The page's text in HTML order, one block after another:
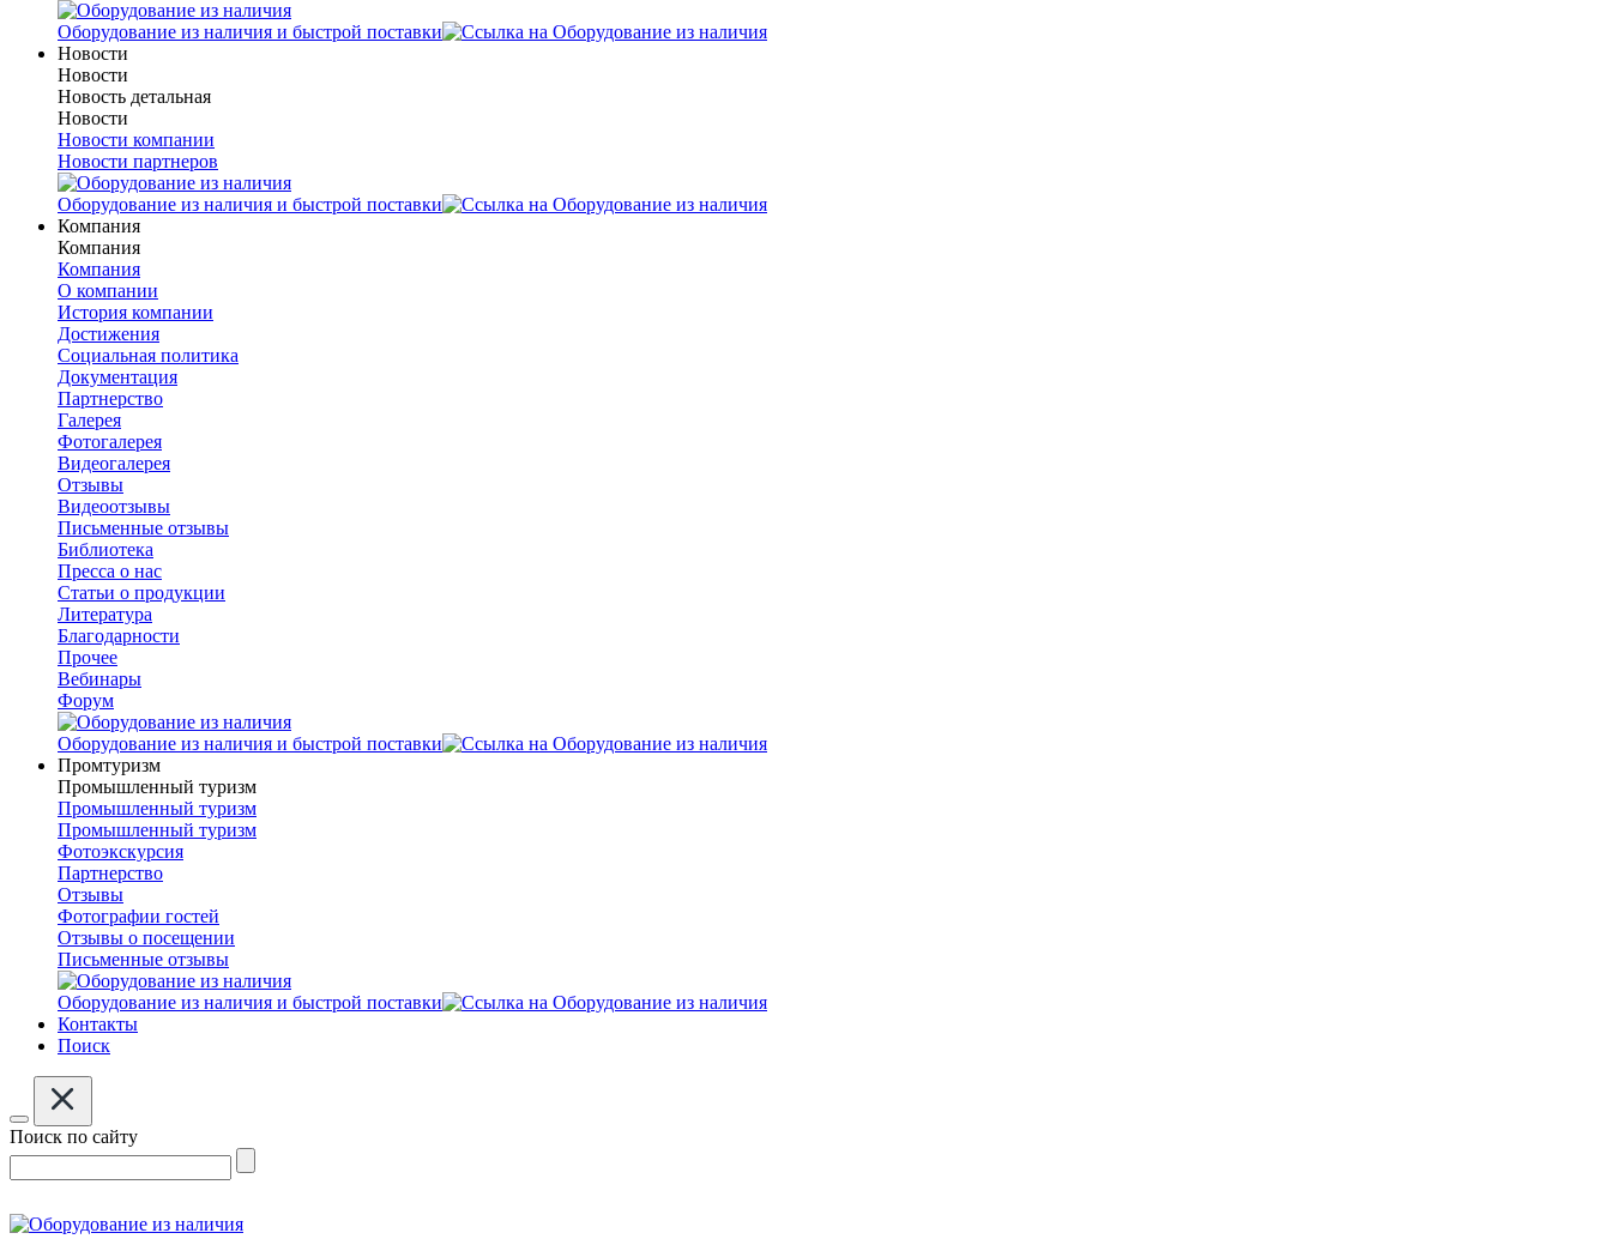
Оборудование из наличия и быстрой поставки
Новости
Новости
Новость детальная
Новости
Новости компании
Новости партнеров
Оборудование из наличия и быстрой поставки
Компания
Компания
Компания
О компании
История компании
Достижения
Социальная политика
Документация
Партнерство
Галерея
Фотогалерея
Видеогалерея
Отзывы
Видеоотзывы
Письменные отзывы
Библиотека
Пресса о нас
Статьи о продукции
Литература
Благодарности
Прочее
Вебинары
Форум
Оборудование из наличия и быстрой поставки
Промтуризм
Промышленный туризм
Промышленный туризм
Промышленный туризм
Фотоэкскурсия
Партнерство
Отзывы
Фотографии гостей
Отзывы о посещении
Письменные отзывы
Оборудование из наличия и быстрой поставки
Контакты
Поиск
Поиск по сайту